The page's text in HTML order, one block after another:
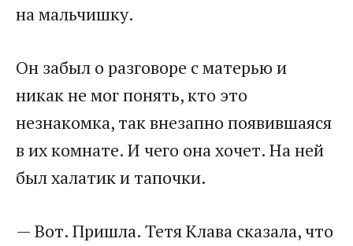
на мальчишку.
Он забыл о разговоре с матерью и
никак не мог понять, кто это
незнакомка, так внезапно появившаяся
в их комнате. И чего она хочет. На ней
был халатик и тапочки.
— Вот. Пришла. Тетя Клава сказала, что